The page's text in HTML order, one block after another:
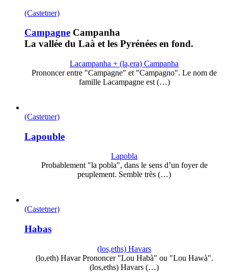
(Castetner)
Campagne Campanha
La vallée du Laà et les Pyrénées en fond.
Lacampanha + (la,era) Campanha
Prononcer entre "Campagne" et "Campagno". Le nom de
famille Lacampagne est (…)
(Castetner)
Lapouble
Lapobla
Probablement "la pobla", dans le sens d’un foyer de
peuplement. Semble très (…)
(Castetner)
Habas
(los,eths) Havars
(lo,eth) Havar Prononcer "Lou Habà" ou "Lou Hawà".
(los,eths) Havars (…)